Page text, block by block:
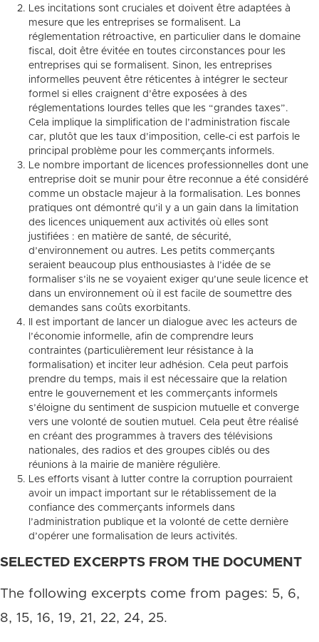
Les incitations sont cruciales et doivent être adaptées à
mesure que les entreprises se formalisent. La
réglementation rétroactive, en particulier dans le domaine
fiscal, doit être évitée en toutes circonstances pour les
entreprises qui se formalisent. Sinon, les entreprises
informelles peuvent être réticentes à intégrer le secteur
formel si elles craignent d’être exposées à des
réglementations lourdes telles que les “grandes taxes”.
Cela implique la simplification de l’administration fiscale
car, plutôt que les taux d’imposition, celle-ci est parfois le
principal problème pour les commerçants informels.
Le nombre important de licences professionnelles dont une
entreprise doit se munir pour être reconnue a été considéré
comme un obstacle majeur à la formalisation. Les bonnes
pratiques ont démontré qu’il y a un gain dans la limitation
des licences uniquement aux activités où elles sont
justifiées : en matière de santé, de sécurité,
d’environnement ou autres. Les petits commerçants
seraient beaucoup plus enthousiastes à l’idée de se
formaliser s’ils ne se voyaient exiger qu’une seule licence et
dans un environnement où il est facile de soumettre des
demandes sans coûts exorbitants.
Il est important de lancer un dialogue avec les acteurs de
l’économie informelle, afin de comprendre leurs
contraintes (particulièrement leur résistance à la
formalisation) et inciter leur adhésion. Cela peut parfois
prendre du temps, mais il est nécessaire que la relation
entre le gouvernement et les commerçants informels
s’éloigne du sentiment de suspicion mutuelle et converge
vers une volonté de soutien mutuel. Cela peut être réalisé
en créant des programmes à travers des télévisions
nationales, des radios et des groupes ciblés ou des
réunions à la mairie de manière régulière.
Les efforts visant à lutter contre la corruption pourraient
avoir un impact important sur le rétablissement de la
confiance des commerçants informels dans
l’administration publique et la volonté de cette dernière
d’opérer une formalisation de leurs activités.
SELECTED EXCERPTS FROM THE DOCUMENT
The following excerpts come from pages: 5, 6,
8, 15, 16, 19, 21, 22, 24, 25.